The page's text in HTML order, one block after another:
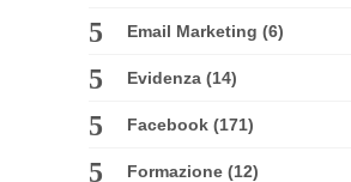
Email Marketing (6)
Evidenza (14)
Facebook (171)
Formazione (12)